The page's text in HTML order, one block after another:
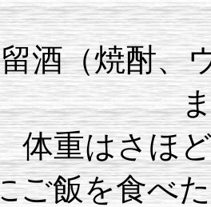
酒（焼酎、
体重はさほ
ご飯を食べ